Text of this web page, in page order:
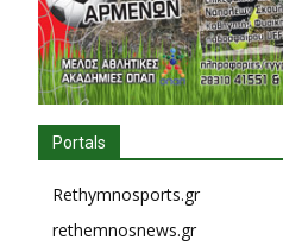
Portals
Rethymnosports.gr
rethemnosnews.gr